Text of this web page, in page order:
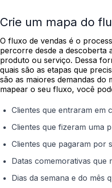
Crie um mapa do
O fluxo de vendas é o
percorre desde a descoberta
produto ou serviço. Dessa
quais são as etapas que
são as maiores demandas do
mapear o seu fluxo, você
Clientes que entraram em
Clientes que fizeram uma
Clientes que pagaram por
Datas comemorativas que
Dias da semana e do mês